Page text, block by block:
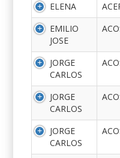
ELENA
EMILIO
JOSE
JORGE
CARLOS
JORGE
CARLOS
JORGE
CARLOS